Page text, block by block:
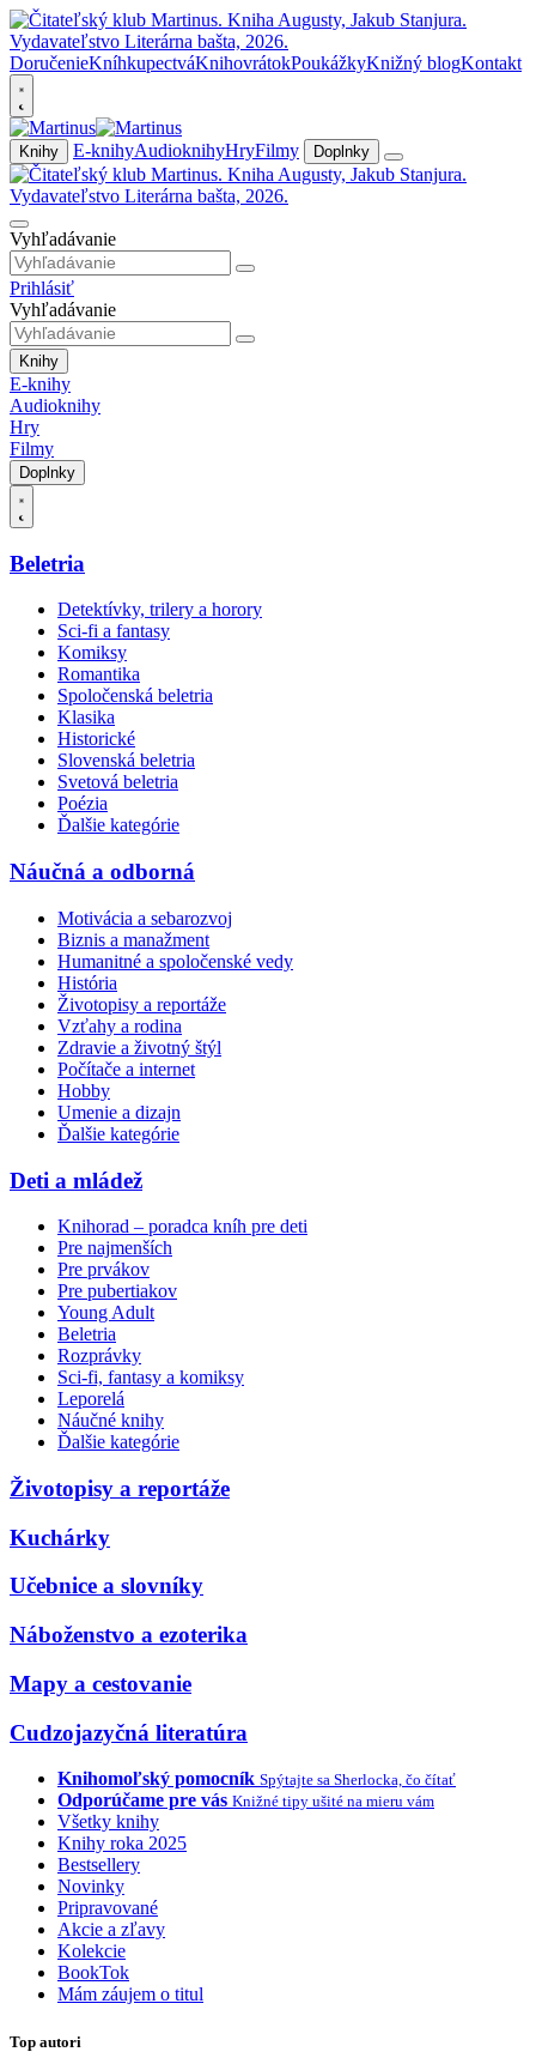
DoručenieKníhkupectváKnihovrátokPoukážkyKnižný blogKontakt
Knihy E-knihyAudioknihyHryFilmy Doplnky
Vyhľadávanie
Prihlásiť
Vyhľadávanie
Knihy
E-knihy
Audioknihy
Hry
Filmy
Doplnky
Beletria
Detektívky, trilery a horory
Sci-fi a fantasy
Komiksy
Romantika
Spoločenská beletria
Klasika
Historické
Slovenská beletria
Svetová beletria
Poézia
Ďalšie kategórie
Náučná a odborná
Motivácia a sebarozvoj
Biznis a manažment
Humanitné a spoločenské vedy
História
Životopisy a reportáže
Vzťahy a rodina
Zdravie a životný štýl
Počítače a internet
Hobby
Umenie a dizajn
Ďalšie kategórie
Deti a mládež
Knihorad – poradca kníh pre deti
Pre najmenších
Pre prvákov
Pre pubertiakov
Young Adult
Beletria
Rozprávky
Sci-fi, fantasy a komiksy
Leporelá
Náučné knihy
Ďalšie kategórie
Životopisy a reportáže
Kuchárky
Učebnice a slovníky
Náboženstvo a ezoterika
Mapy a cestovanie
Cudzojazyčná literatúra
Knihomoľský pomocník Spýtajte sa Sherlocka, čo čítať
Odporúčame pre vás Knižné tipy ušité na mieru vám
Všetky knihy
Knihy roka 2025
Bestsellery
Novinky
Pripravované
Akcie a zľavy
Kolekcie
BookTok
Mám záujem o titul
Top autori